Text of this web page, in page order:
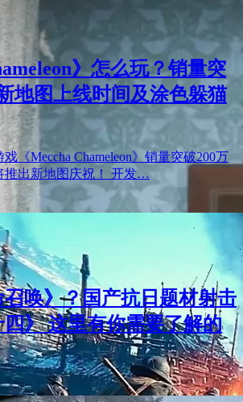
》怎么玩？销量突
地图上线时间及涂色躲猫
《Meccha Chameleon》销量突破200万
推出新地图庆祝！ 开发…
唤》？国产抗日题材射击
》 这里有你需要了解的